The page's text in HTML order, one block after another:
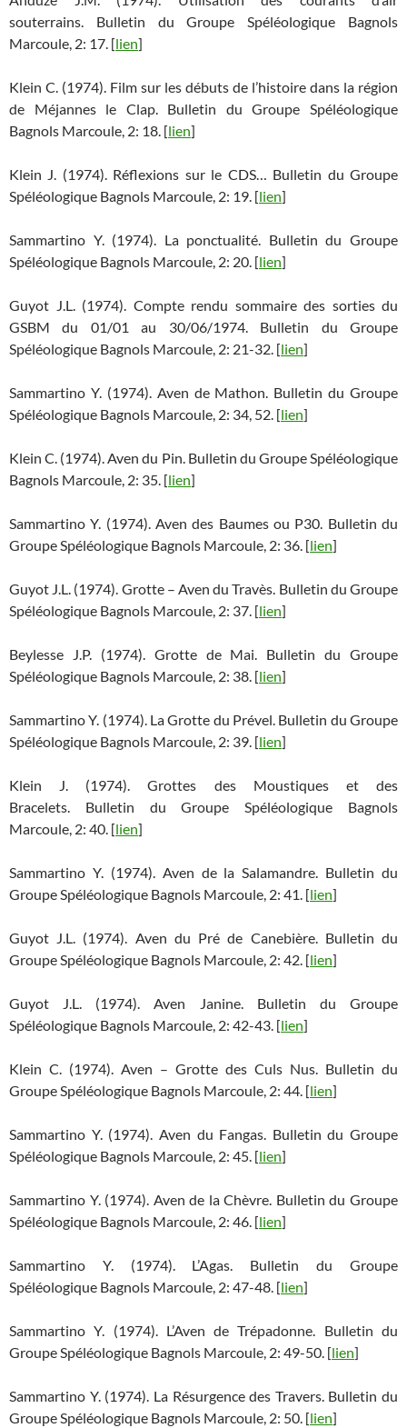
souterrains. Bulletin du Groupe Spéléologique Bagnols
Marcoule, 2: 17. [lien]
Klein C. (1974). Film sur les débuts de l’histoire dans la région
de Méjannes le Clap. Bulletin du Groupe Spéléologique
Bagnols Marcoule, 2: 18. [lien]
Klein J. (1974). Réflexions sur le CDS… Bulletin du Groupe
Spéléologique Bagnols Marcoule, 2: 19. [lien]
Sammartino Y. (1974). La ponctualité. Bulletin du Groupe
Spéléologique Bagnols Marcoule, 2: 20. [lien]
Guyot J.L. (1974). Compte rendu sommaire des sorties du
GSBM du 01/01 au 30/06/1974. Bulletin du Groupe
Spéléologique Bagnols Marcoule, 2: 21-32. [lien]
Sammartino Y. (1974). Aven de Mathon. Bulletin du Groupe
Spéléologique Bagnols Marcoule, 2: 34, 52. [lien]
Klein C. (1974). Aven du Pin. Bulletin du Groupe Spéléologique
Bagnols Marcoule, 2: 35. [lien]
Sammartino Y. (1974). Aven des Baumes ou P30. Bulletin du
Groupe Spéléologique Bagnols Marcoule, 2: 36. [lien]
Guyot J.L. (1974). Grotte – Aven du Travès. Bulletin du Groupe
Spéléologique Bagnols Marcoule, 2: 37. [lien]
Beylesse J.P. (1974). Grotte de Mai. Bulletin du Groupe
Spéléologique Bagnols Marcoule, 2: 38. [lien]
Sammartino Y. (1974). La Grotte du Prével. Bulletin du Groupe
Spéléologique Bagnols Marcoule, 2: 39. [lien]
Klein J. (1974). Grottes des Moustiques et des
Bracelets. Bulletin du Groupe Spéléologique Bagnols
Marcoule, 2: 40. [lien]
Sammartino Y. (1974). Aven de la Salamandre. Bulletin du
Groupe Spéléologique Bagnols Marcoule, 2: 41. [lien]
Guyot J.L. (1974). Aven du Pré de Canebière. Bulletin du
Groupe Spéléologique Bagnols Marcoule, 2: 42. [lien]
Guyot J.L. (1974). Aven Janine. Bulletin du Groupe
Spéléologique Bagnols Marcoule, 2: 42-43. [lien]
Klein C. (1974). Aven – Grotte des Culs Nus. Bulletin du
Groupe Spéléologique Bagnols Marcoule, 2: 44. [lien]
Sammartino Y. (1974). Aven du Fangas. Bulletin du Groupe
Spéléologique Bagnols Marcoule, 2: 45. [lien]
Sammartino Y. (1974). Aven de la Chèvre. Bulletin du Groupe
Spéléologique Bagnols Marcoule, 2: 46. [lien]
Sammartino Y. (1974). L’Agas. Bulletin du Groupe
Spéléologique Bagnols Marcoule, 2: 47-48. [lien]
Sammartino Y. (1974). L’Aven de Trépadonne. Bulletin du
Groupe Spéléologique Bagnols Marcoule, 2: 49-50. [lien]
Sammartino Y. (1974). La Résurgence des Travers. Bulletin du
Groupe Spéléologique Bagnols Marcoule, 2: 50. [lien]